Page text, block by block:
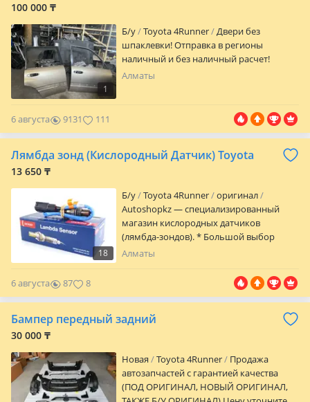
100 000 ₸
1
Б/y Toyota 4Runner
Двери без
шпаклевки! Отправка в регионы
наличный и без наличный расчет!
Алматы
6 августа 9131 111
Лямбда зонд (Кислородный Датчик) Toyota
13 650 ₸
18
Б/y Toyota 4Runner
оригинал
Autoshopkz — специализированный
магазин кислородных датчиков
(лямбда-зондов). * Большой выбор
датчиков для автомобилей разных
аналоги * Подбор по VIN-коду и номеру
детали * Консультация перед покупкой *
Оправка по всему Казахстану Поможем
подобрать подходящий датчик быстро
3010
Алматы
6 августа 87 8
Бампер передный задний
30 000 ₸
Новая Toyota 4Runner
Продажа
автозапчастей с гарантией качества
(ПОД ОРИГИНАЛ, НОВЫЙ ОРИГИНАЛ,